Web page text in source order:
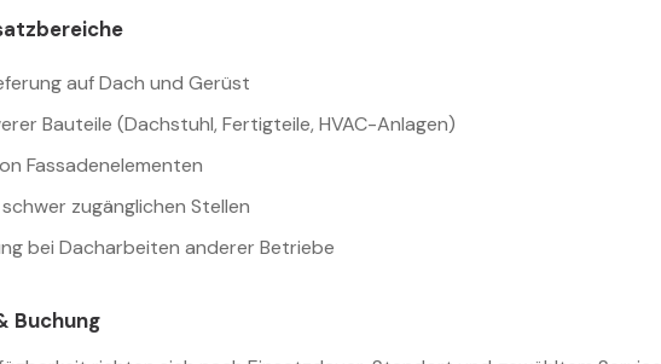
auf Dach und Gerüst
Bauteile (Dachstuhl, Fertigteile, HVAC-Anlagen)
Fassadenelementen
zugänglichen Stellen
bei Dacharbeiten anderer Betriebe
Buchung